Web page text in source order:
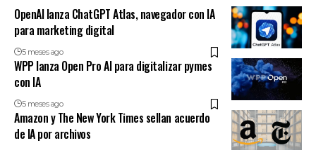
OpenAI lanza ChatGPT Atlas, navegador con IA
para marketing digital
5 meses ago
WPP lanza Open Pro AI para digitalizar pymes
con IA
5 meses ago
Amazon y The New York Times sellan acuerdo
de IA por archivos